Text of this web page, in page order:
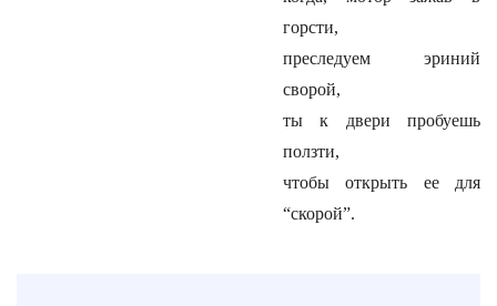
горсти,
преследуем эриний
сворой,
ты к двери пробуешь
ползти,
чтобы открыть ее для
“скорой”.